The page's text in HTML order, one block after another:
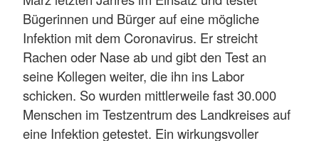
Bügerinnen und Bürger auf eine mögliche
Infektion mit dem Coronavirus. Er streicht
Rachen oder Nase ab und gibt den Test an
seine Kollegen weiter, die ihn ins Labor
schicken. So wurden mittlerweile fast 30.000
Menschen im Testzentrum des Landkreises auf
eine Infektion getestet. Ein wirkungsvoller